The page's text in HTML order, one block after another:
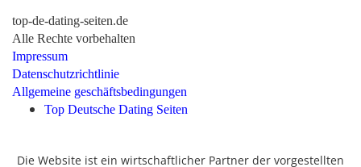
top-de-dating-seiten.de
Alle Rechte vorbehalten
Impressum
Datenschutzrichtlinie
Allgemeine geschäftsbedingungen
Top Deutsche Dating Seiten
Die Website ist ein wirtschaftlicher Partner der vorgestellten